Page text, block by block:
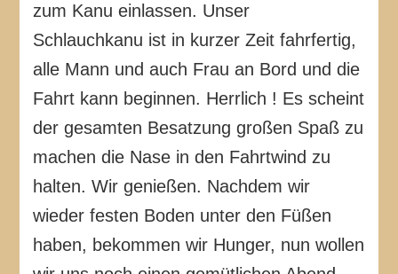
zum Kanu einlassen. Unser
Schlauchkanu ist in kurzer Zeit fahrfertig,
alle Mann und auch Frau an Bord und die
Fahrt kann beginnen. Herrlich ! Es scheint
der gesamten Besatzung großen Spaß zu
machen die Nase in den Fahrtwind zu
halten. Wir genießen. Nachdem wir
wieder festen Boden unter den Füßen
haben, bekommen wir Hunger, nun wollen